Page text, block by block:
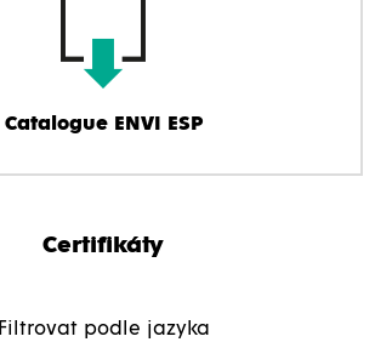
Catalogue ENVI ESP
Certifikáty
Filtrovat podle jazyka